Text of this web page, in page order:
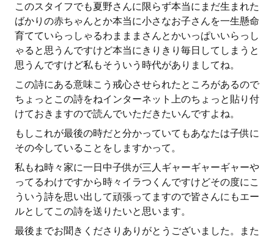
このスタイフでも夏野さんに限らず本当にまだ生まれた
ばかりの赤ちゃんとか本当に小さなお子さんを一生懸命
育てていらっしゃるわまままさんとかいっぱいいらっし
ゃると思うんですけど本当にきりきり毎日してしまうと
思うんですけど私もそういう時代がありましてね。
この詩にある意味こう戒心させられたところがあるので
ちょっとこの詩をねインターネット上のちょっと貼り付
けておきますので読んでいただきたいんですよね。
もしこれが最後の時だと分かっていてもあなたは子供に
その今していることをしますかって。
私もね時々家に一日中子供が三人ギャーギャーギャーや
ってるわけですから時々イラつくんですけどその度にこ
ういう詩を思い出して頑張ってますので皆さんにもエー
ルとしてこの詩を送りたいと思います。
最後までお聞きくださりありがとうございました。また